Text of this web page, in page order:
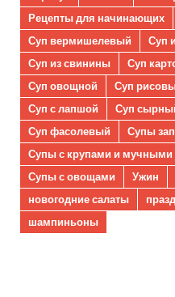
Рецепты для начинающих
Суп вермишелевый
Суп
Суп из свинины
Суп
Суп овощной
Суп
Суп с лапшой
Суп
Суп фасолевый
Супы
Супы с крупами и мучными
Супы с овощами
Ужин
новогодние салаты
шампиньоны